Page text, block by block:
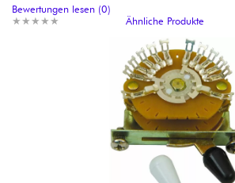
Verstärker & Effekte
Klaviere & Piano
Synths & samplers
★ ★ ★ ★ ★
★ ★ ★ ★ ★
Bewertungen lesen (0)
Ähnliche Produkte